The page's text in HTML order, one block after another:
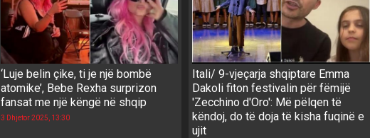
‘Luje belin çike, ti je një bombë
atomike’, Bebe Rexha surprizon
fansat me një këngë në shqip
3 Dhjetor 2025, 13:30
Itali/ 9-vjeçarja shqiptare Emma
Dakoli fiton festivalin për fëmijë
'Zecchino d'Oro': Më pëlqen të
këndoj, do të doja të kisha fuqinë e
ujit